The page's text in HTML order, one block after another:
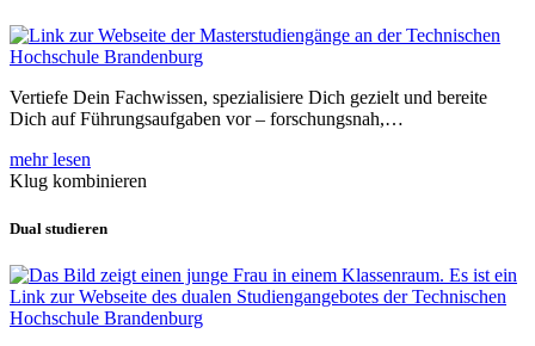
Vertiefe Dein Fachwissen, spezialisiere Dich gezielt und bereite
Dich auf Führungsaufgaben vor – forschungsnah,…
mehr lesen
Klug kombinieren
Dual studieren